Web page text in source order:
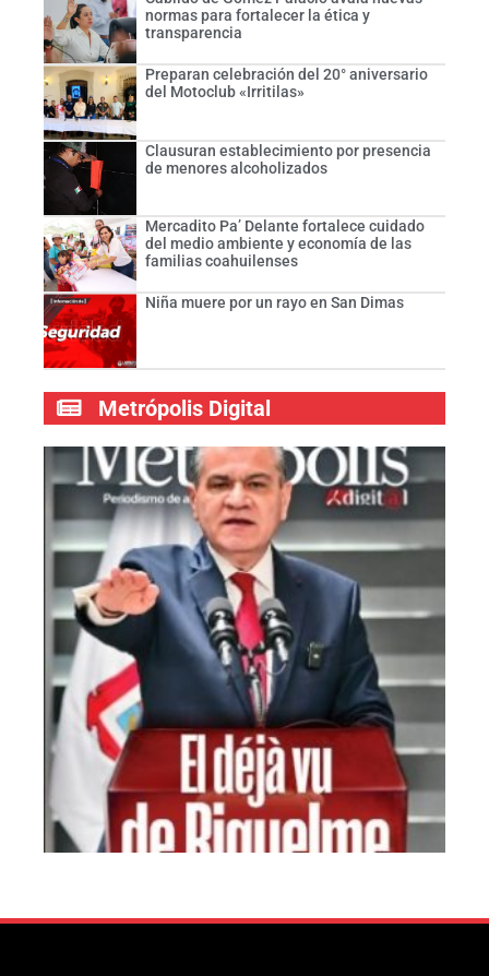
normas para fortalecer la ética y
transparencia
Preparan celebración del 20° aniversario
del Motoclub «Irritilas»
Clausuran establecimiento por presencia
de menores alcoholizados
Mercadito Pa’ Delante fortalece cuidado
del medio ambiente y economía de las
familias coahuilenses
Niña muere por un rayo en San Dimas
Metrópolis Digital